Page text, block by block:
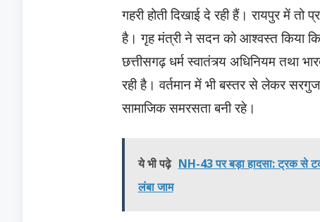
गहरी होती दिखाई दे रही हैं। रायपुर में
है। गृह मंत्री ने सदन को आश्वस्त किया
छत्तीसगढ़ धर्म स्वातंत्र्य अधिनियम तथा
रही है। वर्तमान में भी बस्तर से लेकर
सामाजिक समरसता बनी रहे।
ये भी पढ़े NH-43 पर बड़ा हादसा: ट्रक से
लंबा जाम